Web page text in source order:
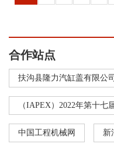
合作站点
扶沟县隆力汽缸盖有限公司
（IAPEX）2022年第十
中国工程机械网 新